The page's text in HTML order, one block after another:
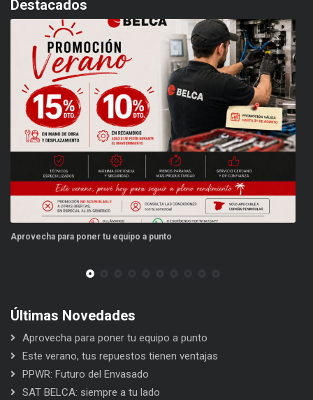
Destacados
Aprovecha para poner tu equipo a punto
Últimas Novedades
Aprovecha para poner tu equipo a punto
Este verano, tus repuestos tienen ventajas
PPWR: Futuro del Envasado
SAT BELCA: siempre a tu lado